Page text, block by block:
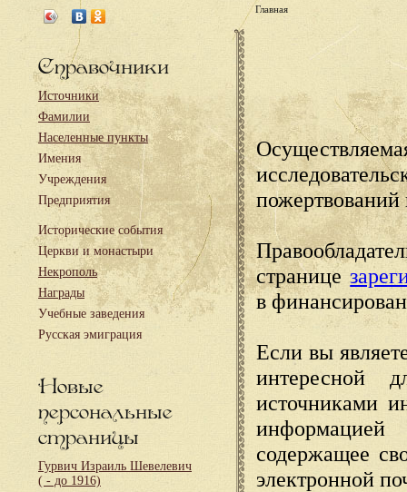
Справочники
Источники
Фамилии
Населенные пункты
Имения
Учреждения
Предприятия
Исторические события
Церкви и монастыри
Некрополь
Награды
Учебные заведения
Русская эмиграция
Новые
персональные
страницы
Гурвич Израиль Шевелевич
( - до 1916)
Главная
пожертвований
странице
в
Если вы
интересной
источниками
содержащее
электронной